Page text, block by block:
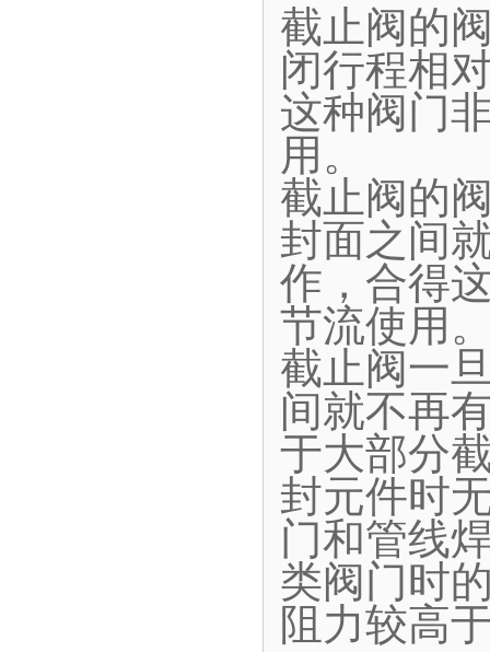
截止阀的
闭行程相
这种阀门
用。
截止阀的
封面之间
作，合得
节流使用
截止阀一
间就不再
于大部分
封元件时
门和管线
类阀门时
阻力较高